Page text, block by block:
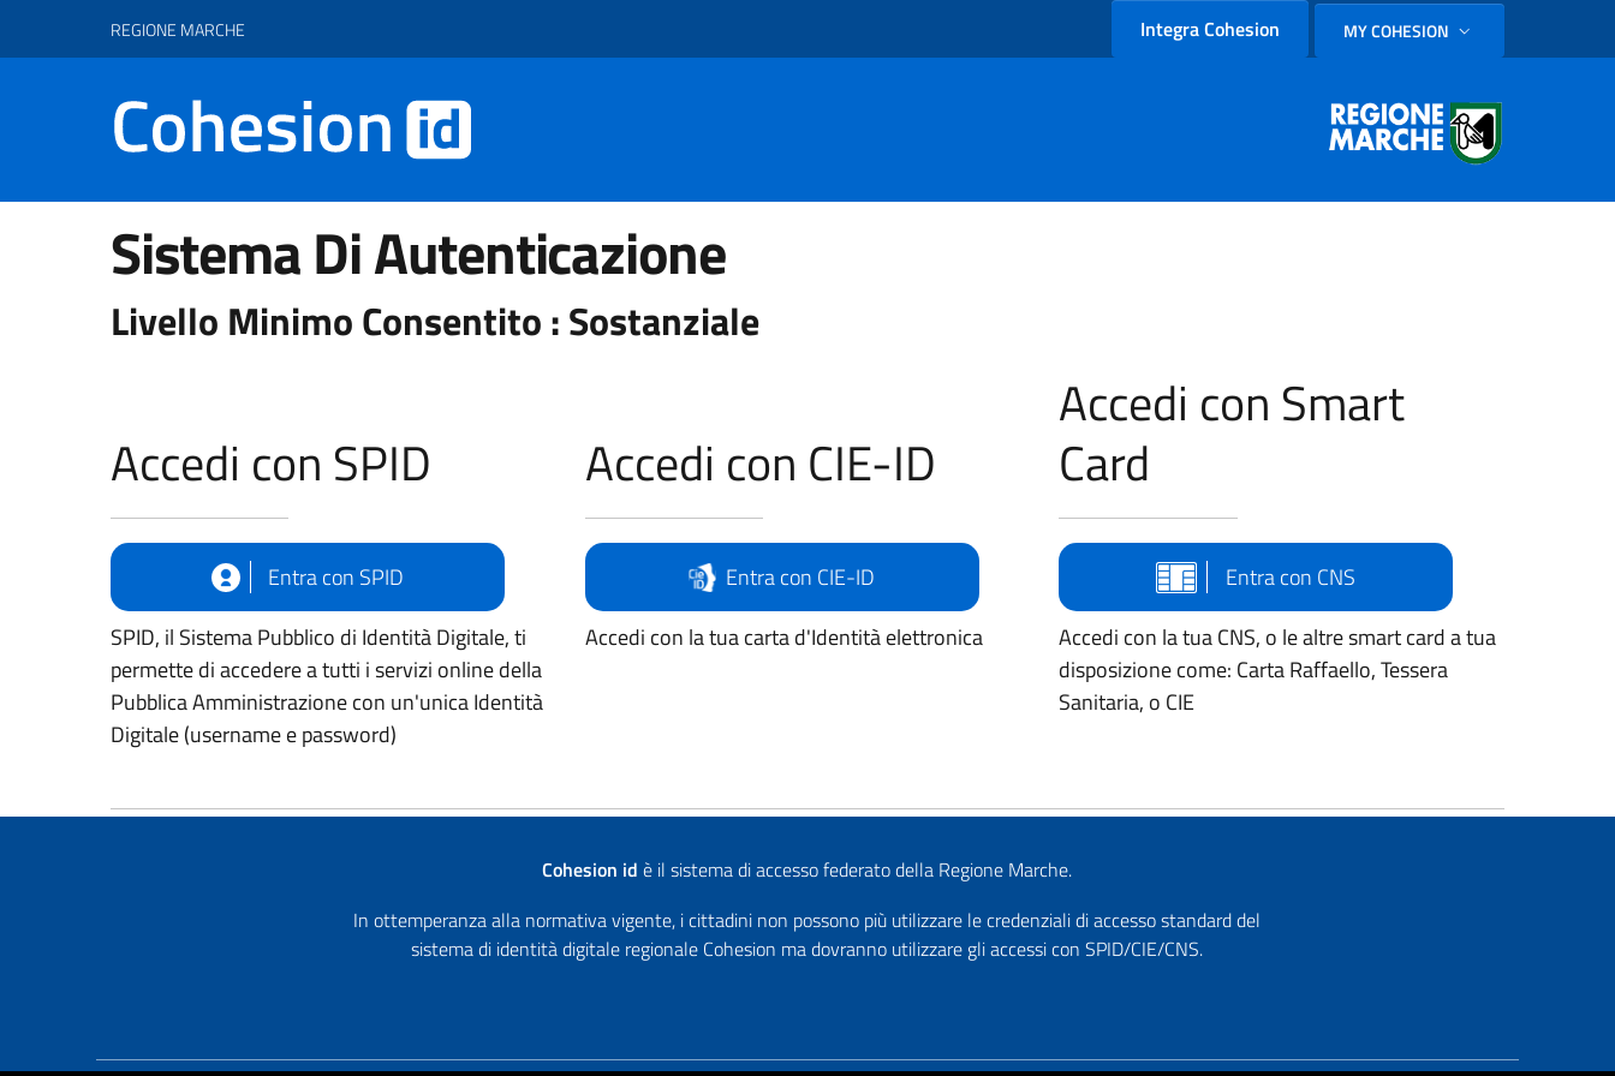
REGIONE MARCHE Integra Cohesion SELEZIONE LINGUA:
MY COHESION
Sistema Di Autenticazione
Livello Minimo Consentito : Sostanziale
Accedi con SPID
Entra con SPID
SPID, il Sistema Pubblico di Identità Digitale, ti
permette di accedere a tutti i servizi online della
Pubblica Amministrazione con un'unica Identità
Digitale (username e password)
Accedi con CIE-ID
Entra con CIE-ID
Accedi con la tua carta d'Identità elettronica
Accedi con Smart
Card
Entra con CNS
Accedi con la tua CNS, o le altre smart card a tua
disposizione come: Carta Raffaello, Tessera
Sanitaria, o CIE
Cohesion id è il sistema di accesso federato della Regione Marche.
In ottemperanza alla normativa vigente, i cittadini non possono più utilizzare le credenziali di accesso standard del
sistema di identità digitale regionale Cohesion ma dovranno utilizzare gli accessi con SPID/CIE/CNS.